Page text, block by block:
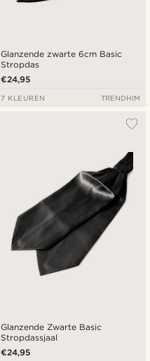
Glanzende zwarte 6cm Basic
Stropdas
€24,95
7 KLEUREN TRENDHIM
Glanzende Zwarte Basic
Stropdassjaal
€24,95